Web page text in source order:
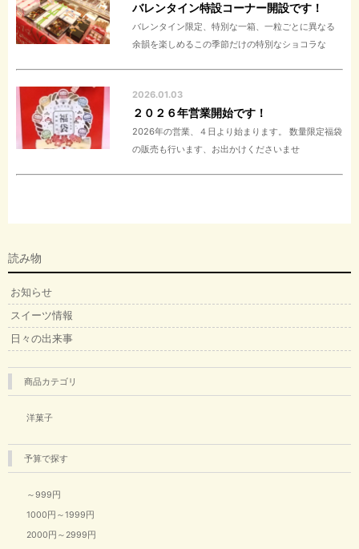
バレンタイン特設コーナー開設です！
バレンタイン限定、特別な一箱、一粒ごとに異なる
余韻を楽しめるこの季節だけの特別なショコラな
2026.01.03
２０２６年営業開始です！
2026年の営業、４日より始まります。 数量限定福袋
の販売も行います、お出かけくださいませ
読み物
お知らせ
スイーツ情報
日々の出来事
商品カテゴリ
洋菓子
予算で探す
～999円
1000円～1999円
2000円～2999円